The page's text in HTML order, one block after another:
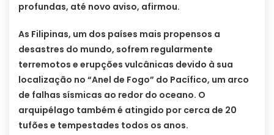
profundas, até novo aviso, afirmou.
As Filipinas, um dos países mais propensos a
desastres do mundo, sofrem regularmente
terremotos e erupções vulcânicas devido à sua
localização no “Anel de Fogo” do Pacífico, um arco
de falhas sísmicas ao redor do oceano. O
arquipélago também é atingido por cerca de 20
tufões e tempestades todos os anos.